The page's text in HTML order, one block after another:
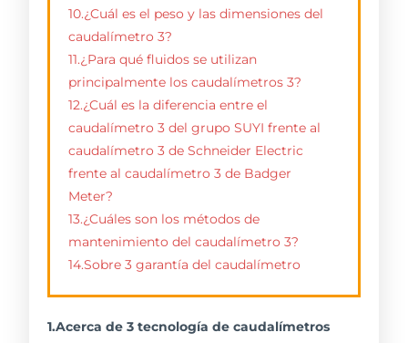
10.¿Cuál es el peso y las dimensiones del
caudalímetro 3?
11.¿Para qué fluidos se utilizan
principalmente los caudalímetros 3?
12.¿Cuál es la diferencia entre el
caudalímetro 3 del grupo SUYI frente al
caudalímetro 3 de Schneider Electric
frente al caudalímetro 3 de Badger
Meter?
13.¿Cuáles son los métodos de
mantenimiento del caudalímetro 3?
14.Sobre 3 garantía del caudalímetro
1.Acerca de 3 tecnología de caudalímetros